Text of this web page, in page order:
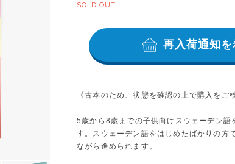
SOLD OUT
再入荷通知を
《古本のため、状態を確認の上で購入をご
5歳から8歳までの子供向けスウェーデン語
す。スウェーデン語をはじめたばかりの方
ながら進められます。